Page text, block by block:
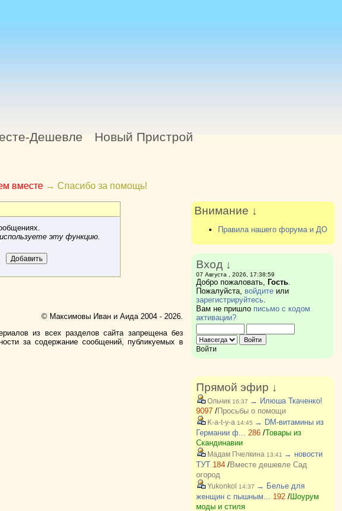
Дешевле Новый Пристрой
вместе → Спасибо за помощь!
эту функцию.
© Максимовы Иван и Аида 2004 - 2026.
из всех разделов сайта запрещена без
за содержание сообщений, публикуемых в
Внимание ↓
Правила нашего форума и ДО
Вход ↓
07 Августа , 2026, 17:38:59
Добро пожаловать, Гость.
Пожалуйста, войдитеили
зарегистрируйтесь.
Вам не пришло письмо с кодом
активации?
Войти
Прямой эфир ↓
Ольчик16:37 → Илюша Ткаченко!
9097/Просьбы о помощи
K-a-t-y-a 14:45 → DM-витамины из
Германии ф... 286/Товары из
Скандинавии
Мадам Пчелкина 13:41
→ новости
ТУТ 184/Вместе дешевле Сад
огород
Yukonkol 14:37 → Белье для
женщин с пышным... 192/Шоурум
моды и стиля